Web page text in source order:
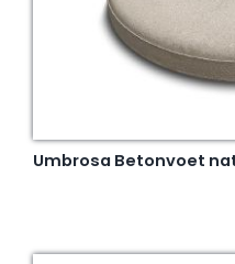
Umbrosa Betonvoet